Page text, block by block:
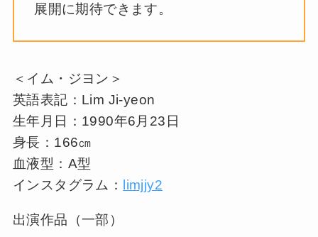
展開に期待できます。
＜イム・ジヨン＞
英語表記：Lim Ji-yeon
生年月日：1990年6月23日
身長：166㎝
血液型：A型
インスタグラム：
limjjy2
出演作品（一部）